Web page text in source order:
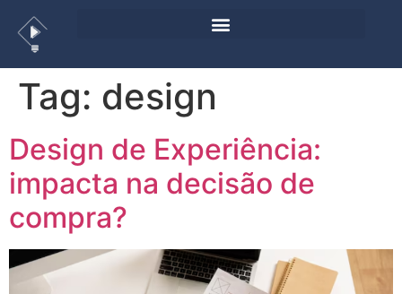
Tag: design
Design de Experiência:
impacta na decisão de
compra?